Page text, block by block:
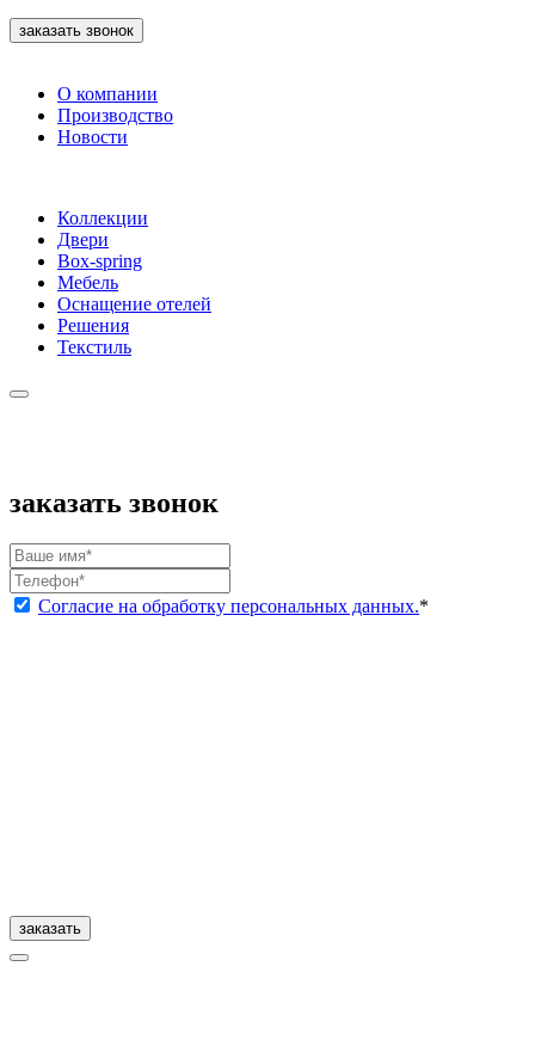
заказать звонок
О компании
Производство
Новости
Коллекции
Двери
Box-spring
Мебель
Оснащение отелей
Решения
Текстиль
заказать звонок
Согласие на обработку персональных данных.*
заказать